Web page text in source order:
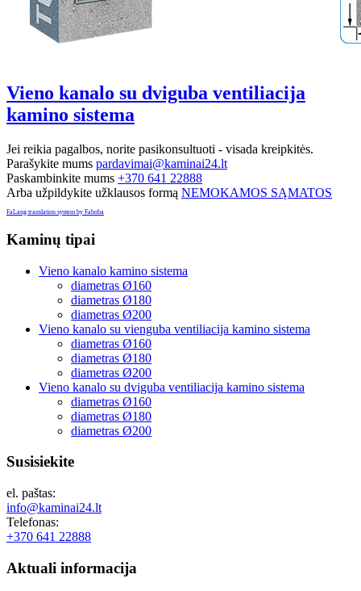
Vieno kanalo su dviguba ventiliacija
kamino sistema
Jei reikia pagalbos, norite pasikonsultuoti - visada kreipkitės.
Parašykite mums pardavimai@kaminai24.lt
Paskambinkite mums +370 641 22888
Arba užpildykite užklausos formą NEMOKAMOS SĄMATOS
FaLang translation system by Faboba
Kaminų tipai
Vieno kanalo kamino sistema
diametras Ø160
diametras Ø180
diametras Ø200
Vieno kanalo su vienguba ventiliacija kamino sistema
diametras Ø160
diametras Ø180
diametras Ø200
Vieno kanalo su dviguba ventiliacija kamino sistema
diametras Ø160
diametras Ø180
diametras Ø200
Susisiekite
el. paštas:
info@kaminai24.lt
Telefonas:
+370 641 22888
Aktuali informacija